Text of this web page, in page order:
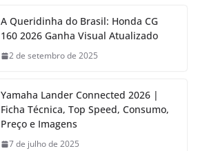
A Queridinha do Brasil: Honda CG
160 2026 Ganha Visual Atualizado
2 de setembro de 2025
Yamaha Lander Connected 2026 |
Ficha Técnica, Top Speed, Consumo,
Preço e Imagens
7 de julho de 2025